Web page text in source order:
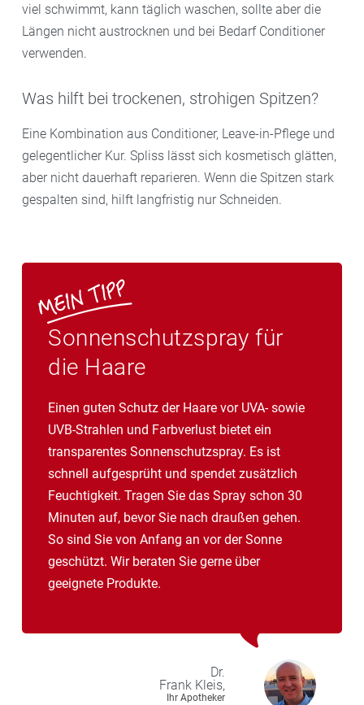
viel schwimmt, kann täglich waschen, sollte aber die
Längen nicht austrocknen und bei Bedarf Conditioner
verwenden.
Was hilft bei trockenen, strohigen Spitzen?
Eine Kombination aus Conditioner, Leave-in-Pflege und
gelegentlicher Kur. Spliss lässt sich kosmetisch glätten,
aber nicht dauerhaft reparieren. Wenn die Spitzen stark
gespalten sind, hilft langfristig nur Schneiden.
Sonnenschutzspray für
die Haare
Einen guten Schutz der Haare vor UVA- sowie
UVB-Strahlen und Farbverlust bietet ein
transparentes Sonnenschutzspray. Es ist
schnell aufgesprüht und spendet zusätzlich
Feuchtigkeit. Tragen Sie das Spray schon 30
Minuten auf, bevor Sie nach draußen gehen.
So sind Sie von Anfang an vor der Sonne
geschützt. Wir beraten Sie gerne über
geeignete Produkte.
Dr.
Frank Kleis,
Ihr Apotheker